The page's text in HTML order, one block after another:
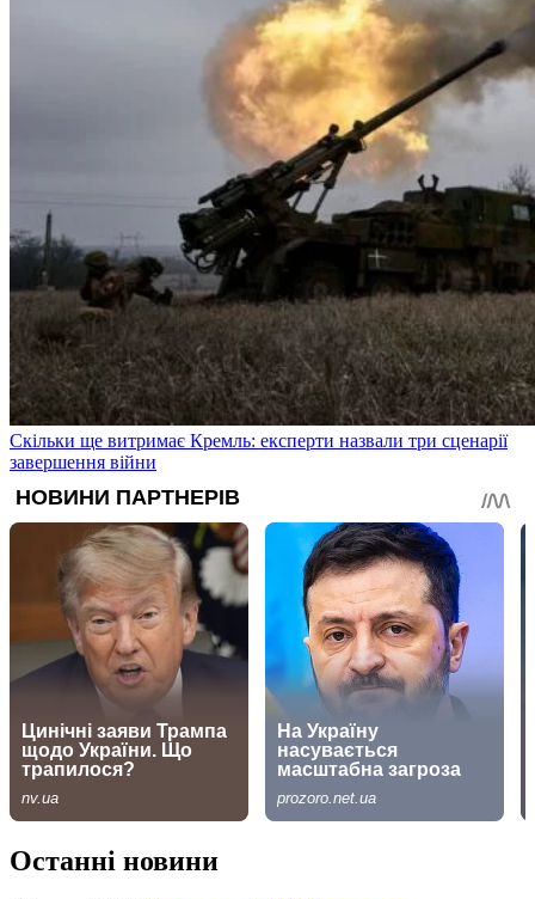
Скільки ще витримає Кремль: експерти назвали три сценарії
завершення війни
Останні новини